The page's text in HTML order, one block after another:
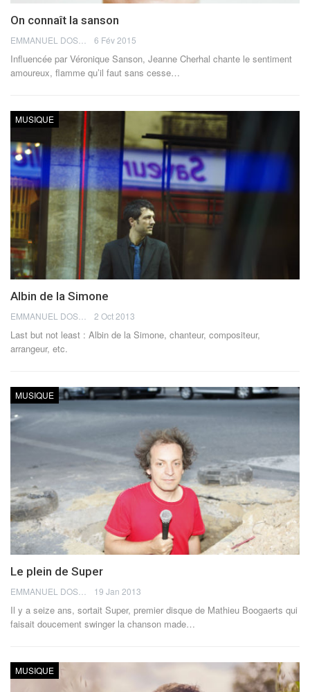
On connaît la sanson
EMMANUEL DOSDA 6 Fév 2015
Influencée par Véronique Sanson, Jeanne Cherhal chante le sentiment
amoureux, flamme qu’il faut sans cesse…
MUSIQUE
Albin de la Simone
2 Oct 2013
Last but not least : Albin de la Simone, chanteur, compositeur,
arrangeur, etc.
MUSIQUE
Le plein de Super
19 Jan 2013
Il y a seize ans, sortait Super, premier disque de Mathieu Boogaerts qui
faisait doucement swinger la chanson made…
MUSIQUE